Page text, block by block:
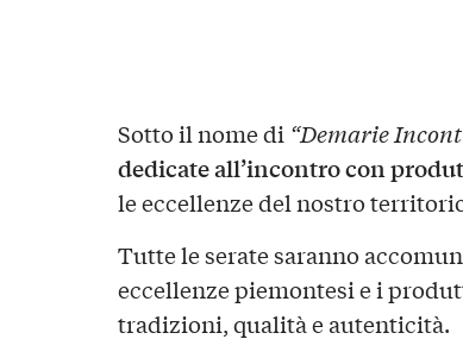
Sotto il nome di “Demarie
dedicate all’incontro con
le eccellenze del nostro
Tutte le serate saranno
eccellenze piemontesi e i
tradizioni, qualità e autenticità.